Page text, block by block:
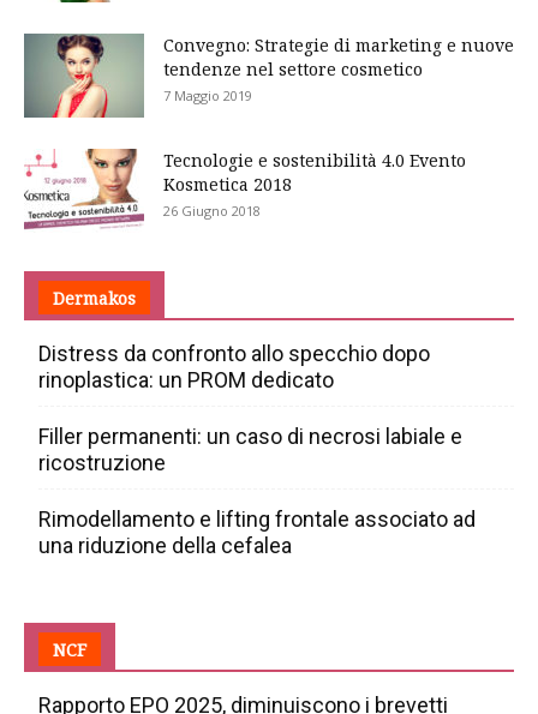
Convegno: Strategie di marketing e nuove
tendenze nel settore cosmetico
7 Maggio 2019
Tecnologie e sostenibilità 4.0 Evento
Kosmetica 2018
26 Giugno 2018
Dermakos
Distress da confronto allo specchio dopo
rinoplastica: un PROM dedicato
Filler permanenti: un caso di necrosi labiale e
ricostruzione
Rimodellamento e lifting frontale associato ad
una riduzione della cefalea
NCF
Rapporto EPO 2025, diminuiscono i brevetti